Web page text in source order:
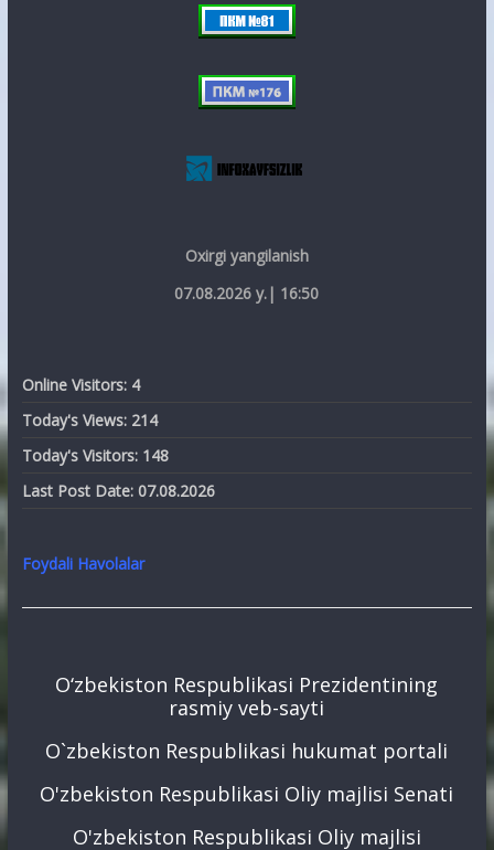
Oxirgi yangilanish
07.08.2026 y.| 16:50
Online Visitors: 4
Today's Views: 214
Today's Visitors: 148
Last Post Date: 07.08.2026
Foydali Havolalar
O‘zbekiston Respublikasi Prezidentining
rasmiy veb-sayti
O`zbekiston Respublikasi hukumat portali
O'zbekiston Respublikasi Oliy majlisi Senati
O'zbekiston Respublikasi Oliy majlisi